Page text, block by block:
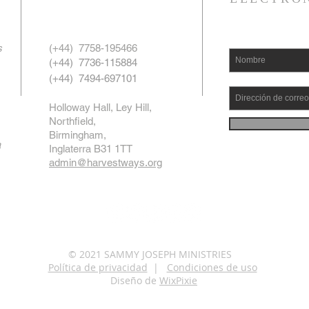
(+44) 7758-195466
(+44) 7736-115884
(+44) 7494-697101
Holloway Hall, Ley Hill,
Northfield,
Birmingham,
Inglaterra B31 1TT
admin@harvestways.org
© 2021 SAMMY JOSEPH MINISTRIES
Política de privacidad
|
Condiciones de uso
Diseño de WixPixie